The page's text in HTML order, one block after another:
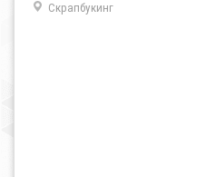
Скрапбукинг